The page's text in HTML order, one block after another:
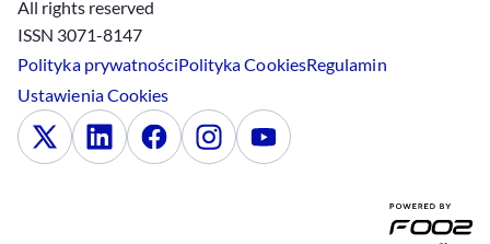
All rights reserved
ISSN 3071-8147
Polityka prywatnościPolitykaCookiesRegulamin
UstawieniaCookies
x LinkedinFacebookInstagramYoutube